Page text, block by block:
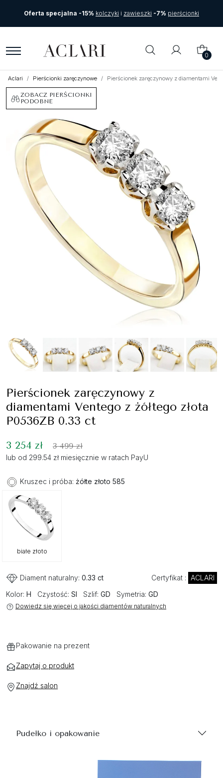
Oferta specjalna -15% kolczyki i zawieszki -7% pierścionki
0
Aclari Pierścionki zaręczynowe Pierścionek zaręczynowy z diamentami
ZOBACZ PIERŚCIONKI
PODOBNE
Pierścionek zaręczynowy z
diamentami Ventego z żółtego złota
P0536ZB 0.33 ct
3 254 zł 3 499 zł
lub od 299.54 zł miesięcznie w ratach PayU
Kruszec i próba: żółte złoto 585
białe złoto
Diament naturalny: 0.33 ct Certyfikat : ACLARI
Kolor: H Czystość: SI Szlif: GD Symetria: GD
Dowiedz się więcej o jakości diamentów naturalnych
Pakowanie na prezent
Zapytaj o produkt
Znajdź salon
Pudełko i opakowanie